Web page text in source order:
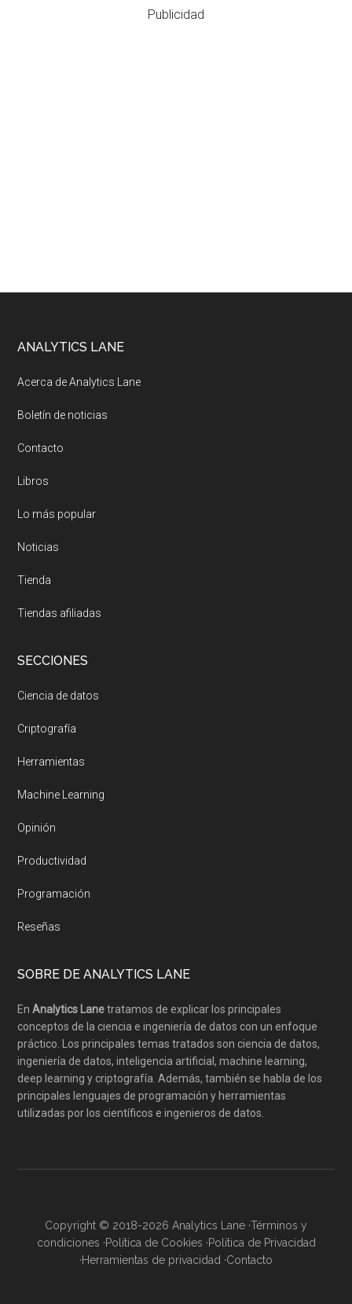
Publicidad
Footer
ANALYTICS LANE
Acerca de Analytics Lane
Boletín de noticias
Contacto
Libros
Lo más popular
Noticias
Tienda
Tiendas afiliadas
SECCIONES
Ciencia de datos
Criptografía
Herramientas
Machine Learning
Opinión
Productividad
Programación
Reseñas
SOBRE DE ANALYTICS LANE
EnAnalytics Lanetratamos de explicar los principales
conceptos de la ciencia e ingeniería de datos con un enfoque
práctico. Los principales temas tratados son ciencia de datos,
ingeniería de datos, inteligencia artificial, machine learning,
deep learning y criptografía. Además, también se habla de los
principales lenguajes de programación y herramientas
utilizadas por los científicos e ingenieros de datos.
Copyright © 2018-2026 Analytics Lane ·Términos y
condiciones ·Política de Cookies ·Política de Privacidad
·Herramientas de privacidad ·Contacto